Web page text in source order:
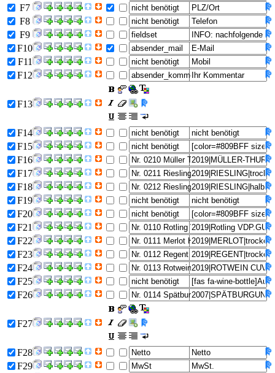
F7
F8
F9
F10
F11
F12
F13
F14
F15
F16
F17
F18
F19
F20
F21
F22
F23
F24
F25
F26
F27
F28
F29